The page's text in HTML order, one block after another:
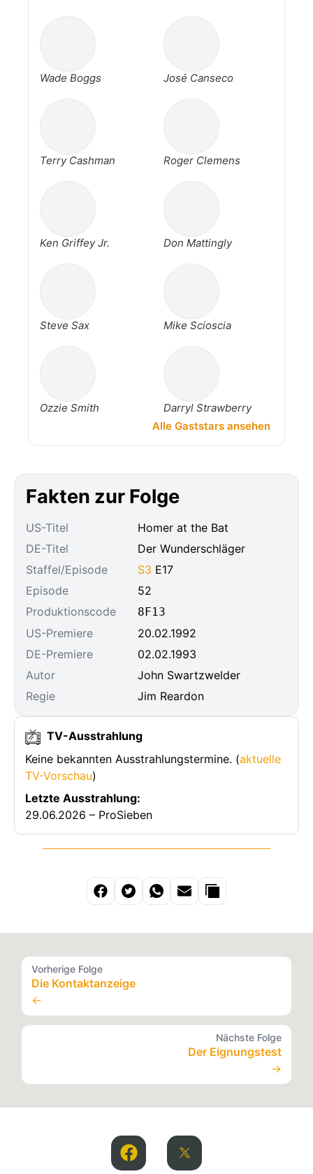
Wade Boggs José Canseco
Terry Cashman Roger Clemens
Ken Griffey Jr. Don Mattingly
Steve Sax Mike Scioscia
Ozzie Smith
Darryl Strawberry
Alle Gaststars ansehen
Fakten zur Folge
US-Titel
Homer at the Bat
DE-Titel
Der Wunderschläger
Staffel/Episode
S3 E17
Episode
52
Produktionscode
8F13
US-Premiere
20.02.1992
DE-Premiere
02.02.1993
Autor
John Swartzwelder
Regie
Jim Reardon
TV-Ausstrahlung
Keine bekannten Ausstrahlungstermine. (aktuelle
TV-Vorschau)
Letzte Ausstrahlung:
29.06.2026 – ProSieben
Vorherige Folge
Die Kontaktanzeige
←
Nächste Folge
Der Eignungstest
→